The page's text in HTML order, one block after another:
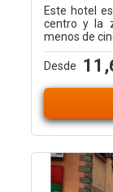
Este hotel
centro y la
menos de
Desde